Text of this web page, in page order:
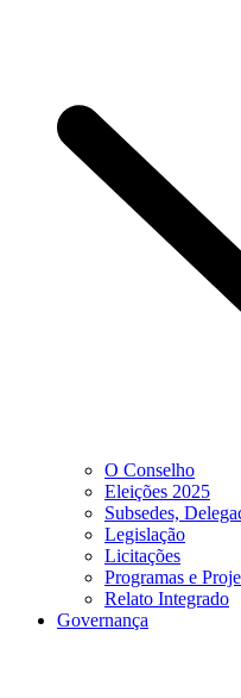
O Conselho
Eleições 2025
Subsedes,
Legislação
Licitações
Programas e
Relato Integrado
Governança